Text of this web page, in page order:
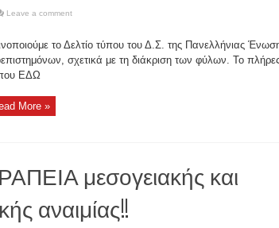
Leave a comment
το Δελτίο τύπου του Δ.Σ. της Πανελλήνιας
σχετικά με τη διάκριση των φύλων. Το
ΕΔΩ
More »
μεσογειακής και
αναιμίας!!